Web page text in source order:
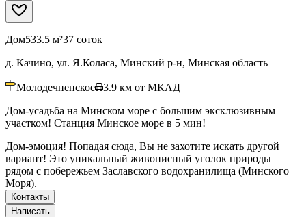
Дом533.5 м²37 соток
д. Качино, ул. Я.Коласа, Минский р-н, Минская область
Молодечненское 3.9 км от МКАД
Дом-усадьба на Минском море с большим эксклюзивным
участком! Станция Минское море в 5 мин!
Дом-эмоция! Попадая сюда, Вы не захотите искать другой
вариант! Это уникальный живописный уголок природы
рядом с побережьем Заславского водохранилища (Минского
Моря).
Контакты
Написать